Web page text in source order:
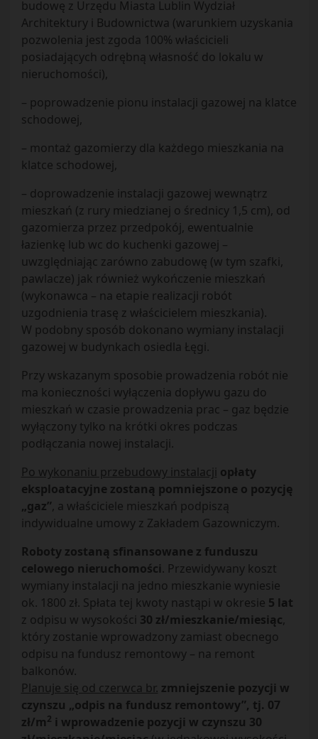
budowę z Urzędu Miasta Lublin Wydział
Architektury i Budownictwa (warunkiem uzyskania
pozwolenia jest zgoda 100% właścicieli
posiadających odrębną własność do lokalu w
nieruchomości),
– poprowadzenie pionu instalacji gazowej na klatce
schodowej,
– montaż gazomierzy dla każdego mieszkania na
klatce schodowej,
– doprowadzenie instalacji gazowej wewnątrz
mieszkań (z rury miedzianej o średnicy 1,5 cm), od
gazomierza przez przedpokój, ewentualnie
łazienkę lub wc do kuchenki gazowej –
uwzględniając zarówno zabudowę (w tym szafki,
pawlacze) jak również wykończenie mieszkań
(wykonawca – na etapie realizacji robót
uzgodnienia trasę z właścicielem mieszkania).
W podobny sposób dokonano wymiany instalacji
gazowej w budynkach osiedla Łęgi.
Przy wskazanym sposobie prowadzenia robót nie
ma konieczności wyłączenia dopływu gazu do
mieszkań w czasie prowadzenia prac – gaz będzie
wyłączony tylko na krótki okres podczas
podłączania nowej instalacji.
Po wykonaniu przebudowy instalacji
opłaty
eksploatacyjne zostaną pomniejszone o pozycję
„gaz”, a właściciele mieszkań podpiszą
indywidualne umowy z Zakładem Gazowniczym.
Roboty zostaną sfinansowane z funduszu
celowego nieruchomości. Przewidywany koszt
wymiany instalacji na jedno mieszkanie wyniesie
ok. 1800 zł. Spłata tej kwoty nastąpi w okresie 5 lat
z odpisu w wysokości 30 zł/mieszkanie/miesiąc,
który zostanie wprowadzony zamiast obecnego
odpisu na fundusz remontowy – na remont
balkonów.
Planuje się od czerwca br. zmniejszenie pozycji w
czynszu „odpis na fundusz remontowy”, tj. 07
zł/m2 i wprowadzenie pozycji w czynszu 30